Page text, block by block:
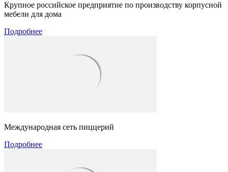
Крупное российское предприятие по производству корпусной
мебели для дома
Подробнее
Международная сеть пиццерий
Подробнее